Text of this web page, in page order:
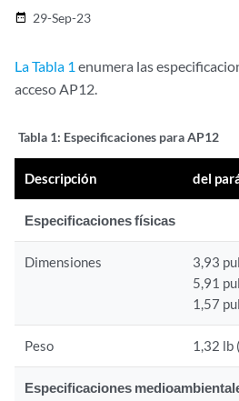
date_range 29-Sep-23
La Tabla 1 enumera las
acceso AP12.
Tabla 1: Especificaciones para AP12
Descripción del
Especificaciones físicas
Dimensiones
3,93
5,91
1,57
Peso 1,32 lb
Especificaciones